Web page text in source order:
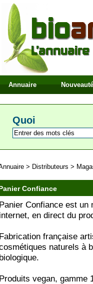
Annuaire
Quoi
> Distributeurs >
Confiance
Confiance est un
en direct du
française
naturels à
vegan, gamme